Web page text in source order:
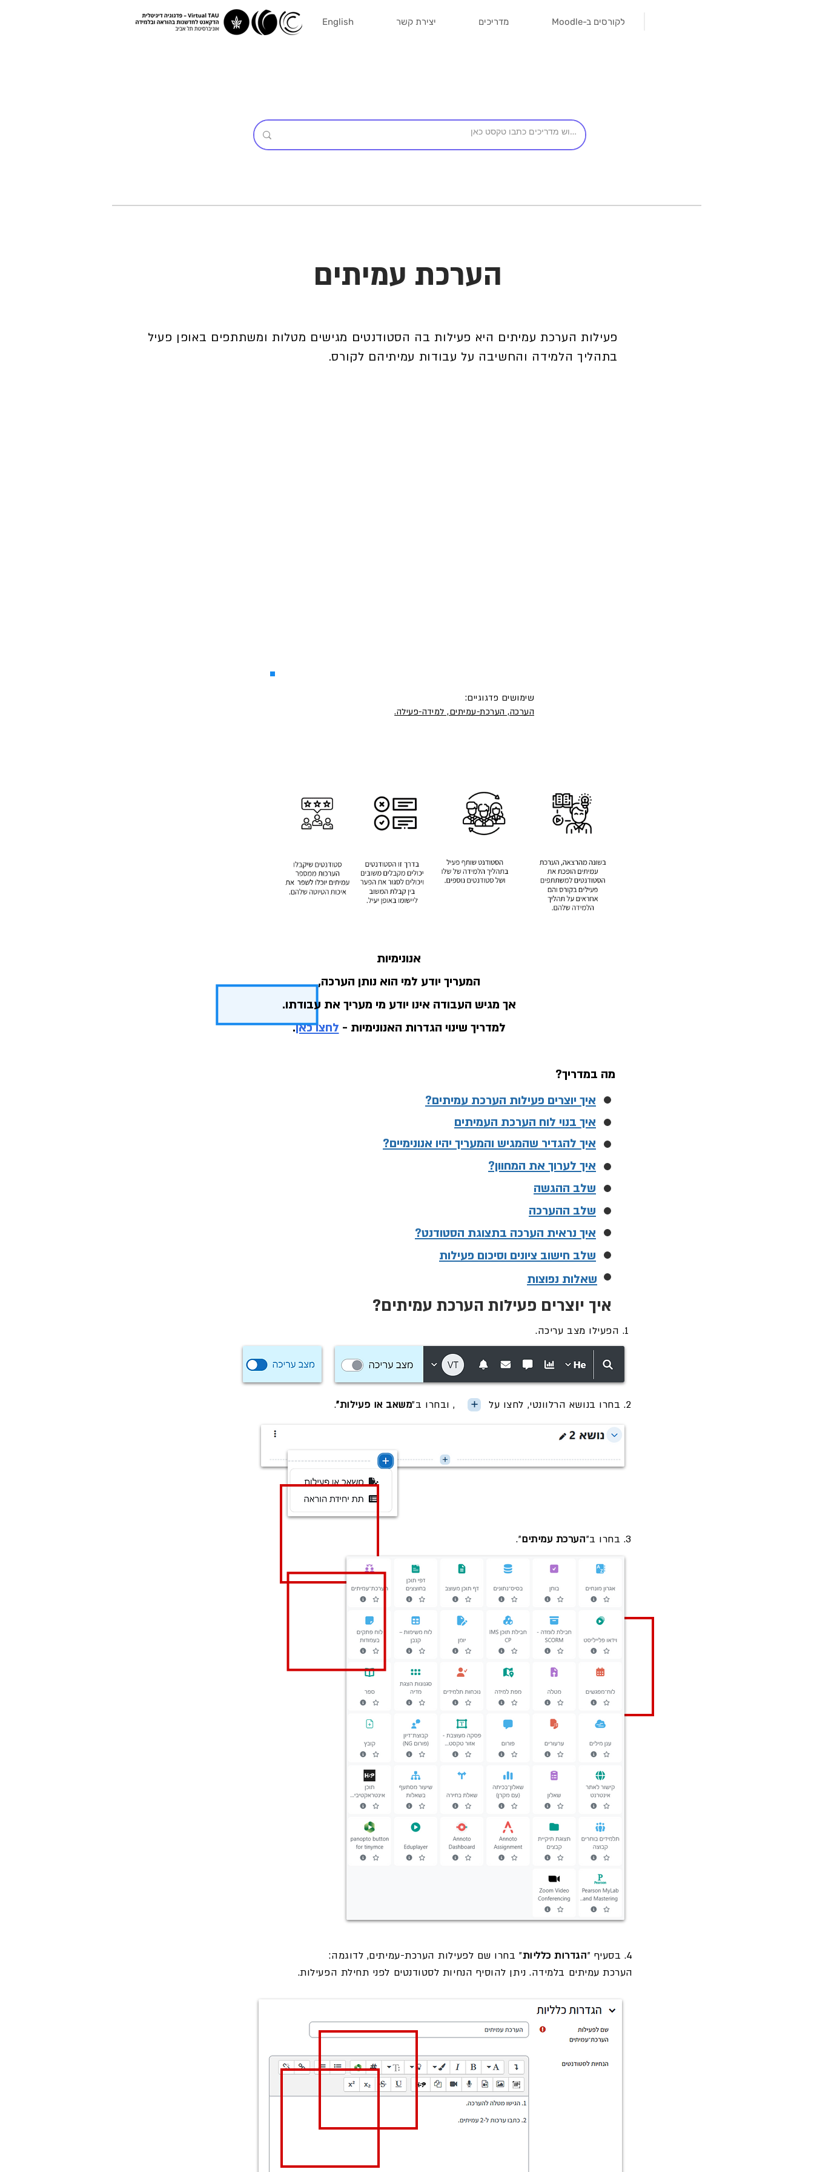
לקורסים ב-Moodle מדריכים יצירת קשר English
הערכת עמיתים
פעילות הערכת עמיתים היא פעילות בה הסטודנטים מגישים מטלות ומשתתפים באופן פעיל
בתהליך הלמידה והחשיבה על עבודות עמיתיהם לקורס.
שימושים פדגוגיים:
הערכה, הערכת-עמיתים, למידה-פעילה.
אנונימיות
המעריך יודע למי הוא נותן הערכה,
אך מגיש העבודה אינו יודע מי מעריך את עבודתו.
למדריך שינוי הגדרות האנונימיות - לחצו כאן.
מה במדריך?
איך יוצרים פעילות הערכת עמיתים?
איך בנוי לוח הערכת העמיתים
איך להגדיר שהמגיש והמעריך יהיו אנונימיים?
איך לערוך את המחוון?
שלב ההגשה
שלב ההערכה
איך נראית הערכה בתצוגת הסטודנט?
שלב חישוב ציונים וסיכום פעילות
שאלות נפוצות
איך יוצרים פעילות הערכת עמיתים?
1. הפעילו מצב עריכה.
2. בחרו בנושא הרלוונטי, לחצו על , ובחרו ב" משאב או פעילות".
3. בחרו ב" הערכת עמיתים".
4. בסעיף " הגדרות כלליות" בחרו שם לפעילות הערכת-עמיתים, לדוגמה:
הערכת עמיתים בלמידה. ניתן להוסיף הנחיות לסטודנטים לפני תחילת הפעילות.